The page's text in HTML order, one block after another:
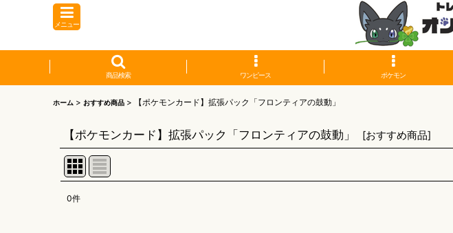
メニュー
商品検索 ワンピース ポケモン
ホーム > おすすめ商品 > 【ポケモンカード】拡張パック「フロンティアの鼓動」
【ポケモンカード】拡張パック「フロンティアの鼓動」 [おすすめ商品]
0件